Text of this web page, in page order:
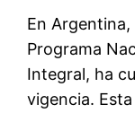
En Argentina,
Programa
Integral, ha
vigencia.